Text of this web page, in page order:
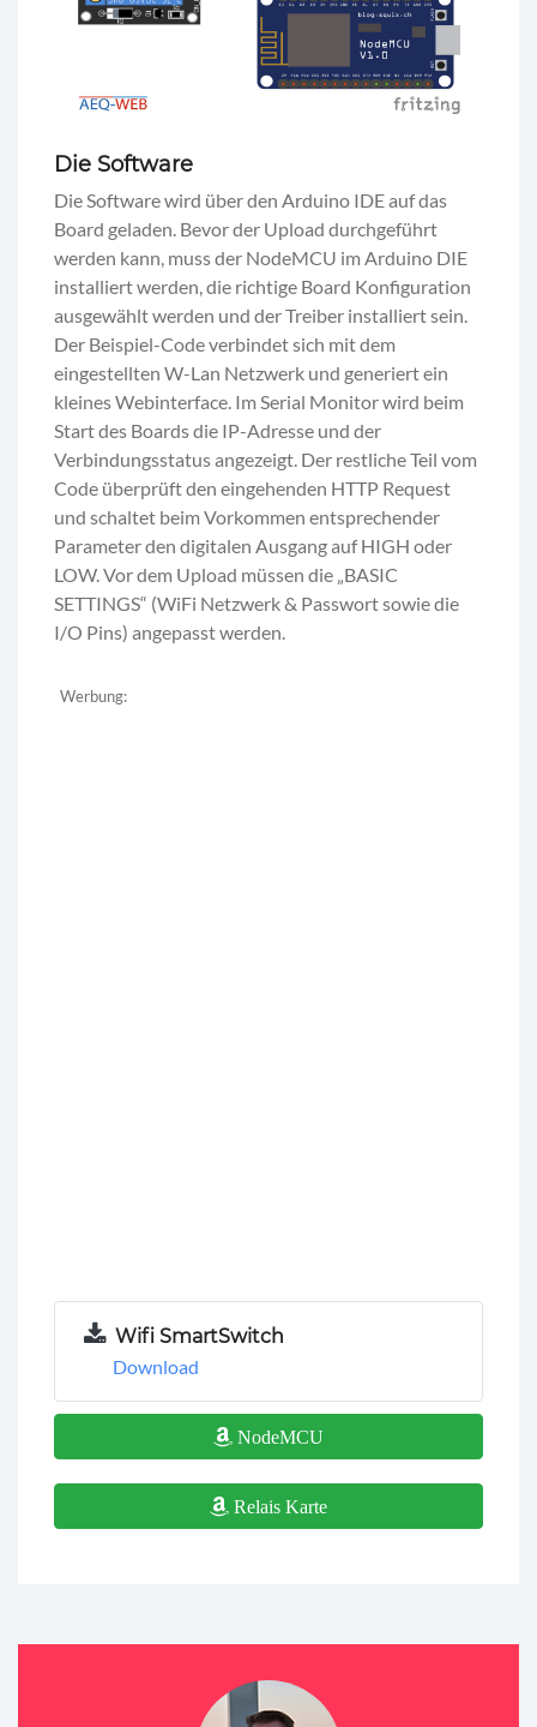
Die Software
Die Software wird über den Arduino IDE auf das
Board geladen. Bevor der Upload durchgeführt
werden kann, muss der NodeMCU im Arduino DIE
installiert werden, die richtige Board Konfiguration
ausgewählt werden und der Treiber installiert sein.
Der Beispiel-Code verbindet sich mit dem
eingestellten W-Lan Netzwerk und generiert ein
kleines Webinterface. Im Serial Monitor wird beim
Start des Boards die IP-Adresse und der
Verbindungsstatus angezeigt. Der restliche Teil vom
Code überprüft den eingehenden HTTP Request
und schaltet beim Vorkommen entsprechender
Parameter den digitalen Ausgang auf HIGH oder
LOW. Vor dem Upload müssen die „BASIC
SETTINGS“ (WiFi Netzwerk & Passwort sowie die
I/O Pins) angepasst werden.
Werbung:
Wifi SmartSwitch
Download
NodeMCU
Relais Karte